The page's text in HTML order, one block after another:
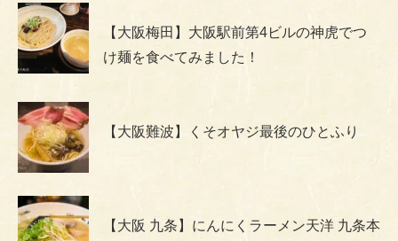
【大阪梅田】大阪駅前第4ビルの神虎でつ
け麺を食べてみました！
【大阪難波】くそオヤジ最後のひとふり
【大阪 九条】にんにくラーメン天洋 九条本